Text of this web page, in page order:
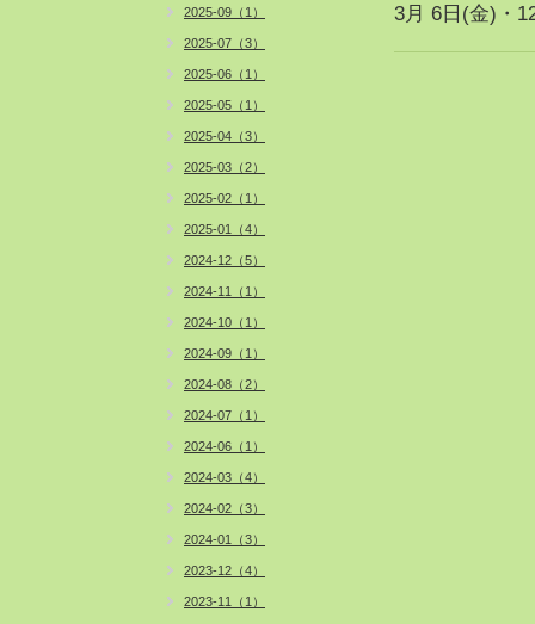
3月 6日(金)・
2025-09（1）
2025-07（3）
2025-06（1）
2025-05（1）
2025-04（3）
2025-03（2）
2025-02（1）
2025-01（4）
2024-12（5）
2024-11（1）
2024-10（1）
2024-09（1）
2024-08（2）
2024-07（1）
2024-06（1）
2024-03（4）
2024-02（3）
2024-01（3）
2023-12（4）
2023-11（1）